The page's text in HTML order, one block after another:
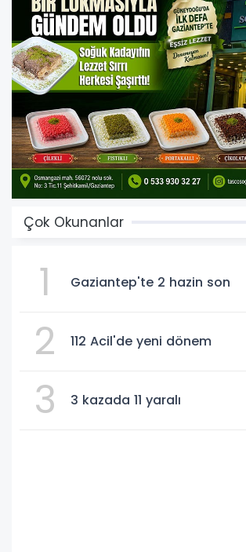
Çok Okunanlar
1 Gaziantep'te 2 hazin son
2 112 Acil'de yeni dönem
3 3 kazada 11 yaralı